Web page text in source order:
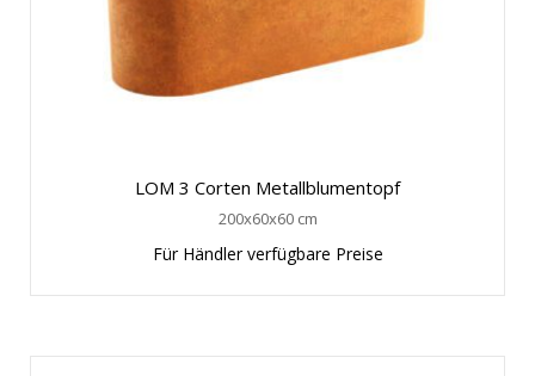
LOM 3 Corten Metallblumentopf
200x60x60 cm
Für Händler verfügbare Preise